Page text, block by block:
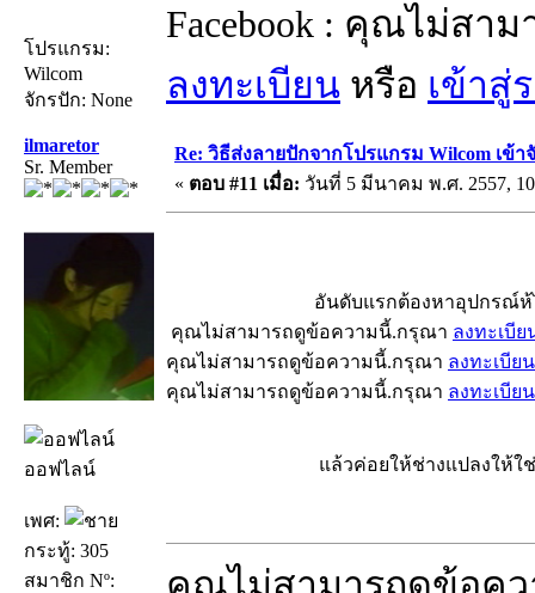
โปรแกรม:
Wilcom
จักรปัก: None
Facebook : คุณไม่สา
ลงทะเบียน หรือ เข้าสู่
ilmaretor
Sr. Member
ออฟไลน์
เพศ:
กระทู้: 305
สมาชิก Nº:
Re: วิธีส่งลายปักจากโปรแกรม Wilcom เข้า
« ตอบ #11 เมื่อ: วันที่ 5 มีนาคม พ.ศ. 2557,
อันดับแรกต้องหาอุปกรณ์ห้ไ
คุณไม่สามารถดูข้อความนี้.กรุณา ลงทะเบีย
คุณไม่สามารถดูข้อความนี้.กรุณา ลงทะเบียน
คุณไม่สามารถดูข้อความนี้.กรุณา ลงทะเบียน
แล้วค่อยให้ช่างแปลงให้ใช่ไห